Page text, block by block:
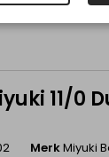
11/0
MerkMiyuki